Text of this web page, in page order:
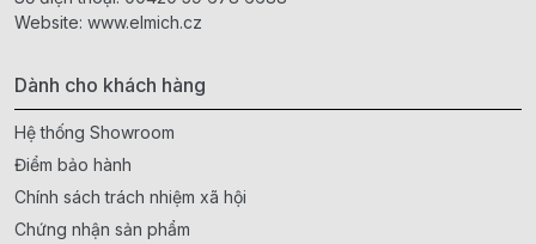
Website: www.elmich.cz
Dành cho khách hàng
Hệ thống Showroom
Điểm bảo hành
Chính sách trách nhiệm xã hội
Chứng nhận sản phẩm